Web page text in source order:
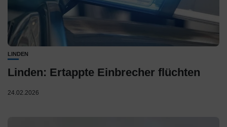
LINDEN
Linden: Ertappte Einbrecher flüchten
24.02.2026